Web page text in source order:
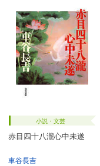
小説・文芸
赤目四十八瀧心中未遂
車谷長吉